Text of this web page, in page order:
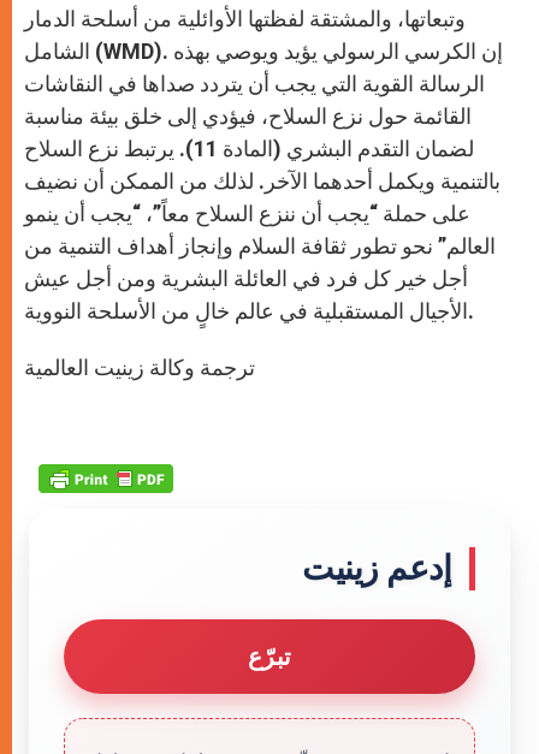
وتبعاتها، والمشتقة لفظتها الأوائلية من أسلحة الدمار
الشامل (WMD). إن الكرسي الرسولي يؤيد ويوصي بهذه
الرسالة القوية التي يجب أن يتردد صداها في النقاشات
القائمة حول نزع السلاح، فيؤدي إلى خلق بيئة مناسبة
لضمان التقدم البشري (المادة 11). يرتبط نزع السلاح
بالتنمية ويكمل أحدهما الآخر. لذلك من الممكن أن نضيف
على حملة “يجب أن ننزع السلاح معاً”، “يجب أن ينمو
العالم” نحو تطور ثقافة السلام وإنجاز أهداف التنمية من
أجل خير كل فرد في العائلة البشرية ومن أجل عيش
الأجيال المستقبلية في عالم خالٍ من الأسلحة النووية.
ترجمة وكالة زينيت العالمية
إدعم زينيت
تبرّع